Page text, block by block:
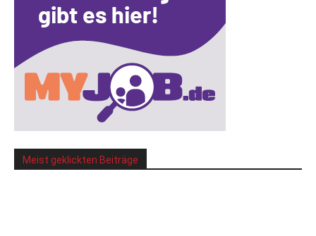
Meist geklickten Beiträge